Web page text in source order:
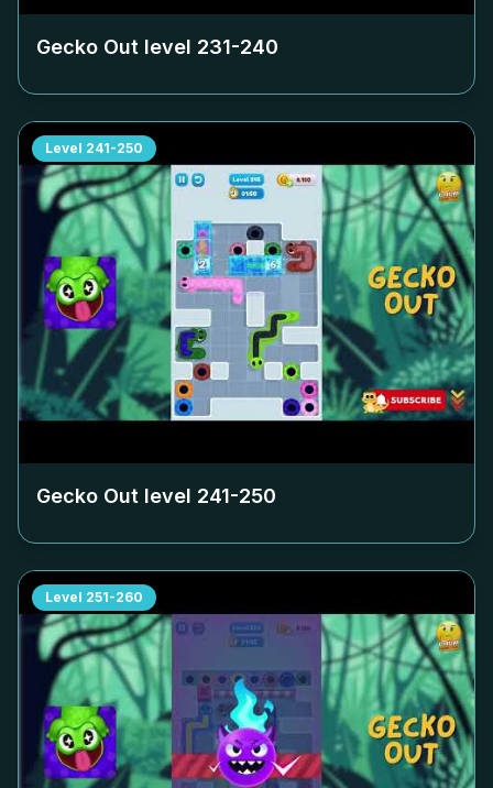
Gecko Out level 231-240
Level 241-250
Gecko Out level 241-250
Level 251-260